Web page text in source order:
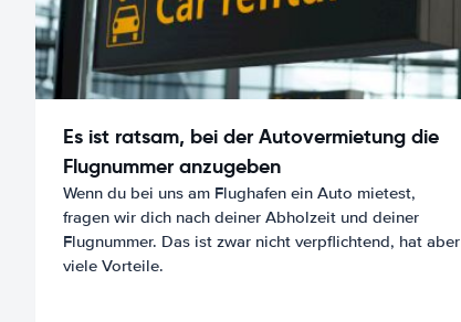
Es ist ratsam, bei der Autovermietung die
Flugnummer anzugeben
Wenn du bei uns am Flughafen ein Auto mietest,
fragen wir dich nach deiner Abholzeit und deiner
Flugnummer. Das ist zwar nicht verpflichtend, hat aber
viele Vorteile.